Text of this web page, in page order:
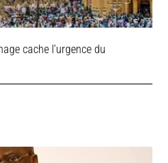
cache l’urgence du